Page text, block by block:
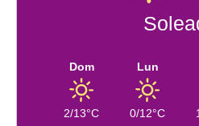
Dom
2/13°C
Lun
0/12°C